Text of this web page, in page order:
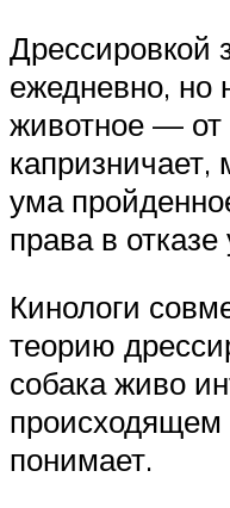
Дрессировкой
ежедневно, но
животное — от
ума
права в отказе
Кинологи
теорию
собака живо
происходящем
понимает.